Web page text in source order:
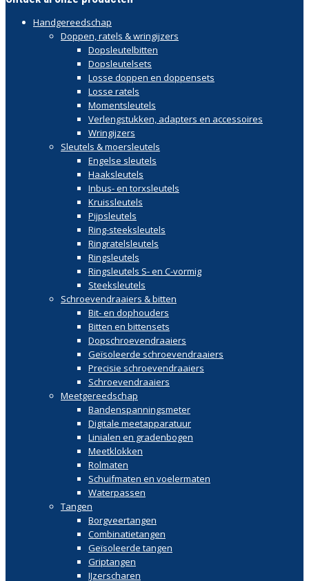
Handgereedschap
Doppen, ratels & wringijzers
Dopsleutelbitten
Dopsleutelsets
Losse doppen en doppensets
Losse ratels
Momentsleutels
Verlengstukken, adapters en accessoires
Wringijzers
Sleutels & moersleutels
Engelse sleutels
Haaksleutels
Inbus- en torxsleutels
Kruissleutels
Pijpsleutels
Ring-steeksleutels
Ringratelsleutels
Ringsleutels
Ringsleutels S- en C-vormig
Steeksleutels
Schroevendraaiers & bitten
Bit- en dophouders
Bitten en bittensets
Dopschroevendraaiers
Geïsoleerde schroevendraaiers
Precisie schroevendraaiers
Schroevendraaiers
Meetgereedschap
Bandenspanningsmeter
Digitale meetapparatuur
Linialen en gradenbogen
Meetklokken
Rolmaten
Schuifmaten en voelermaten
Waterpassen
Tangen
Borgveertangen
Combinatietangen
Geïsoleerde tangen
Griptangen
IJzerscharen